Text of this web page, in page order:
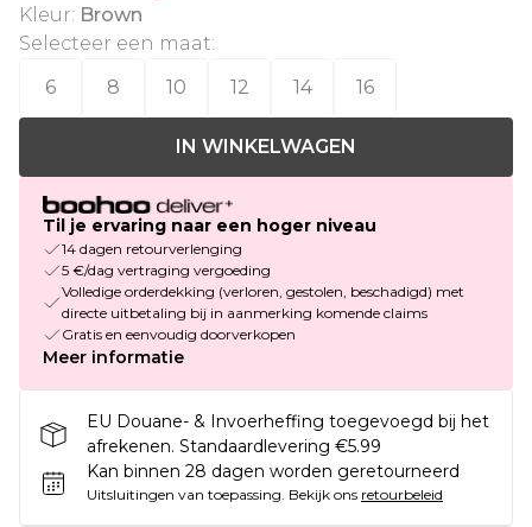
Kleur: Brown
Selecteer een maat:
6
8 10 12 14 16
IN WINKELWAGEN
Til je ervaring naar een hoger niveau
14 dagen retourverlenging
5 €/dag vertraging vergoeding
Volledige orderdekking (verloren, gestolen, beschadigd) met
directe uitbetaling bij in aanmerking komende claims
Gratis en eenvoudig doorverkopen
Meer informatie
EU Douane- & Invoerheffing toegevoegd bij het
afrekenen. Standaardlevering €5.99
Kan binnen 28 dagen worden geretourneerd
Uitsluitingen van toepassing. Bekijk ons retourbeleid